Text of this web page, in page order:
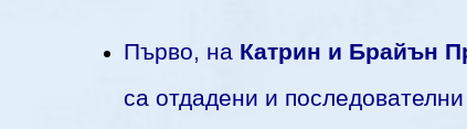
Първо, на Катрин и Брайън
са отдадени и